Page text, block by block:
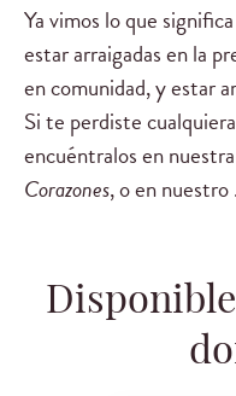
Ya vimos lo que
estar arraigadas en la
en comunidad, y estar
Si te perdiste
encuéntralos en
Corazones, o en